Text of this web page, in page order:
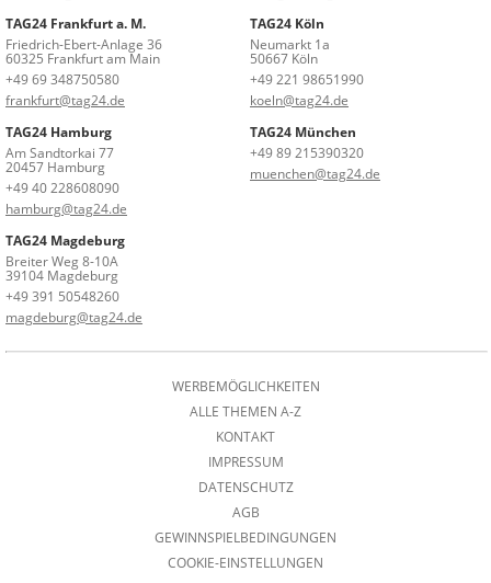
TAG24 Frankfurt a. M.
Friedrich-Ebert-Anlage 36
60325 Frankfurt am Main
+49 69 348750580
frankfurt@tag24.de
TAG24 Köln
Neumarkt 1a
50667 Köln
+49 221 98651990
koeln@tag24.de
TAG24 Hamburg
Am Sandtorkai 77
20457 Hamburg
+49 40 228608090
hamburg@tag24.de
TAG24 München
+49 89 215390320
muenchen@tag24.de
TAG24 Magdeburg
Breiter Weg 8-10A
39104 Magdeburg
+49 391 50548260
magdeburg@tag24.de
WERBEMÖGLICHKEITEN
ALLE THEMEN A-Z
KONTAKT
IMPRESSUM
DATENSCHUTZ
AGB
GEWINNSPIELBEDINGUNGEN
COOKIE-EINSTELLUNGEN